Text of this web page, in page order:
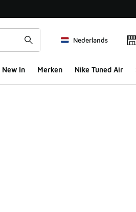
Nederlands
New In Merken Nike Tuned Air